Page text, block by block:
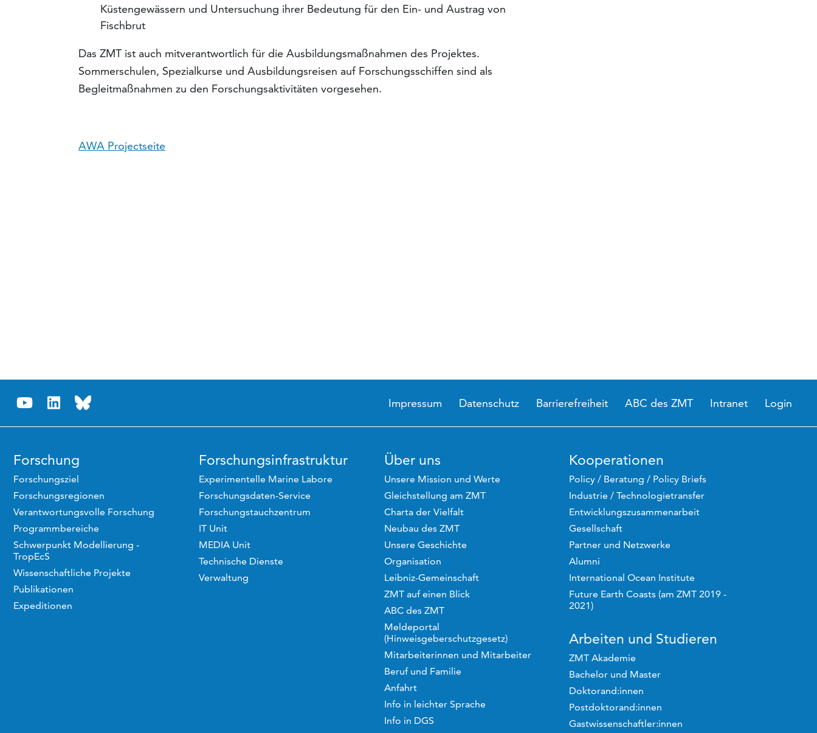
Küstengewässern und Untersuchung ihrer Bedeutung für den Ein- und Austrag von
Fischbrut
Das ZMT ist auch mitverantwortlich für die Ausbildungsmaßnahmen des Projektes.
Sommerschulen, Spezialkurse und Ausbildungsreisen auf Forschungsschiffen sind als
Begleitmaßnahmen zu den Forschungsaktivitäten vorgesehen.
AWA Projectseite
Impressum Datenschutz Barrierefreiheit ABC des ZMT Intranet Login
Forschung
Forschungsziel
Forschungsregionen
Verantwortungsvolle Forschung
Programmbereiche
Schwerpunkt Modellierung -
TropEcS
Wissenschaftliche Projekte
Publikationen
Expeditionen
Forschungsinfrastruktur
Experimentelle Marine Labore
Forschungsdaten-Service
Forschungstauchzentrum
IT Unit
MEDIA Unit
Technische Dienste
Verwaltung
Über uns
Unsere Mission und Werte
Gleichstellung am ZMT
Charta der Vielfalt
Neubau des ZMT
Unsere Geschichte
Organisation
Leibniz-Gemeinschaft
ZMT auf einen Blick
ABC des ZMT
Meldeportal
(Hinweisgeberschutzgesetz)
Mitarbeiterinnen und Mitarbeiter
Beruf und Familie
Anfahrt
Info in leichter Sprache
Info in DGS
Kooperationen
Policy / Beratung / Policy Briefs
Industrie / Technologietransfer
Entwicklungszusammenarbeit
Gesellschaft
Partner und Netzwerke
Alumni
International Ocean Institute
Future Earth Coasts (am ZMT 2019 -
2021)
Arbeiten und Studieren
ZMT Akademie
Bachelor und Master
Doktorand:innen
Postdoktorand:innen
Gastwissenschaftler:innen